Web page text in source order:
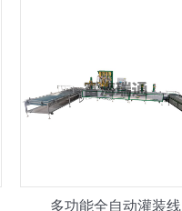
多功能全自动灌装线